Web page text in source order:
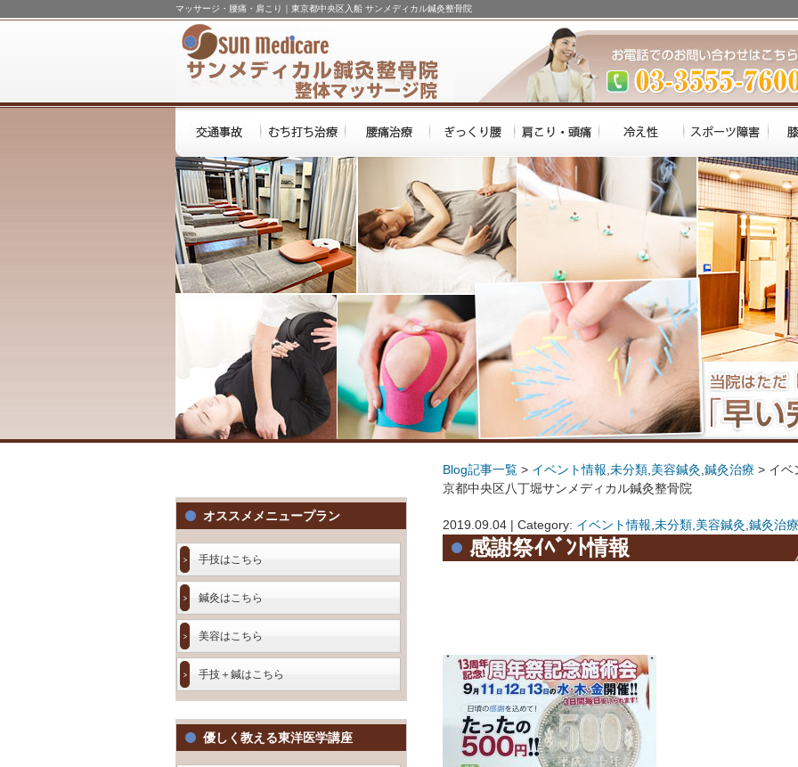
マッサージ・腰痛・肩こり｜東京都中央区入船 サンメディカル鍼灸整骨院
オススメメニュープラン
手技はこちら
鍼灸はこちら
美容はこちら
手技＋鍼はこちら
優しく教える東洋医学講座
Blog記事一覧 > イベント情報 未分類 美容鍼灸 鍼灸治療 > イ
京都中央区八丁堀サンメディカル鍼灸整骨院
2019.09.04 | Category: イベント情報 未分類 美容鍼灸 鍼灸治療
感謝祭ｲﾍﾞﾝﾄ情報